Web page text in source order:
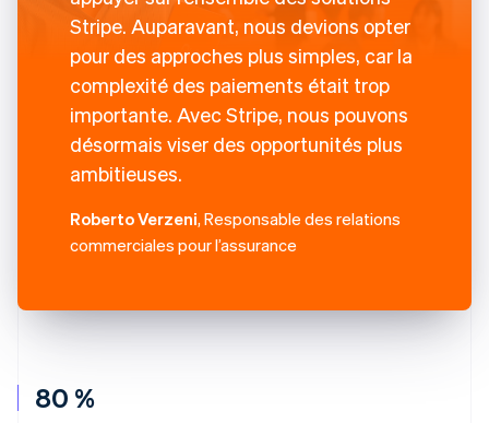
80 %
Stripe. Auparavant, nous devions opter
pour des approches plus simples, car la
complexité des paiements était trop
importante. Avec Stripe, nous pouvons
désormais viser des opportunités plus
ambitieuses.
Roberto Verzeni, Responsable des relations
commerciales pour l’assurance